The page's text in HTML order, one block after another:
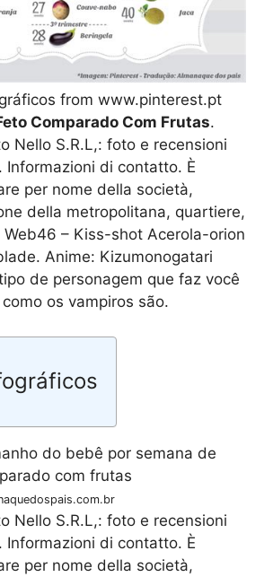
from www.pinterest.pt
Comparado Com Frutas.
Nello S.R.L,: foto e recensioni
Informazioni di contatto. È
per nome della società,
della metropolitana, quartiere,
– Kiss-shot Acerola-orion
Anime: Kizumonogatari
de personagem que faz você
os vampiros são.
Nello S.R.L,: foto e recensioni
Informazioni di contatto. È
per nome della società,